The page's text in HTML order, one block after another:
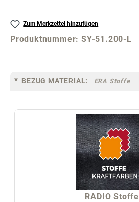
Zum Merkzettel hinzufügen
Produktnummer:SY-51.200-L
BEZUG MATERIAL: ERA Stoffe
RADIO Stoffe